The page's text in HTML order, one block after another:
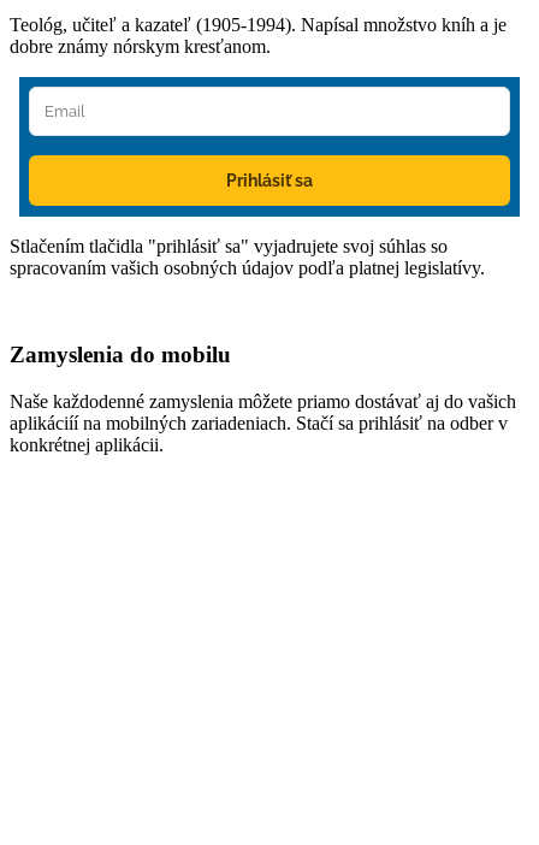
Teológ, učiteľ a kazateľ (1905-1994). Napísal množstvo kníh a je
dobre známy nórskym kresťanom.
Prihlásiť sa
Stlačením tlačidla "prihlásiť sa" vyjadrujete svoj súhlas so
spracovaním vašich osobných údajov podľa platnej legislatívy.
Zamyslenia do mobilu
Naše každodenné zamyslenia môžete priamo dostávať aj do vašich
aplikáciíí na mobilných zariadeniach. Stačí sa prihlásiť na odber v
konkrétnej aplikácii.